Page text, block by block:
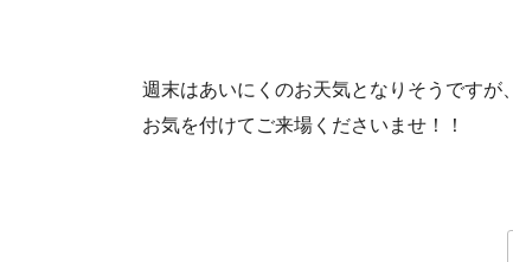
週末はあいにくのお天気となりそうですが、
お気を付けてご来場くださいませ！！